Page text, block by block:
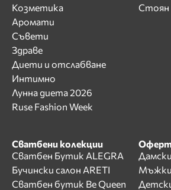
Козметика
Аромати
Съвети
Здраве
Диети и отслабване
Интимно
Лунна диета 2026
Ruse Fashion Week
Стоян
Сватбени колекции
Сватбен Бутик ALEGRA
Бучински салон ARETI
Сватбен бутик Be Queen
Мъжки